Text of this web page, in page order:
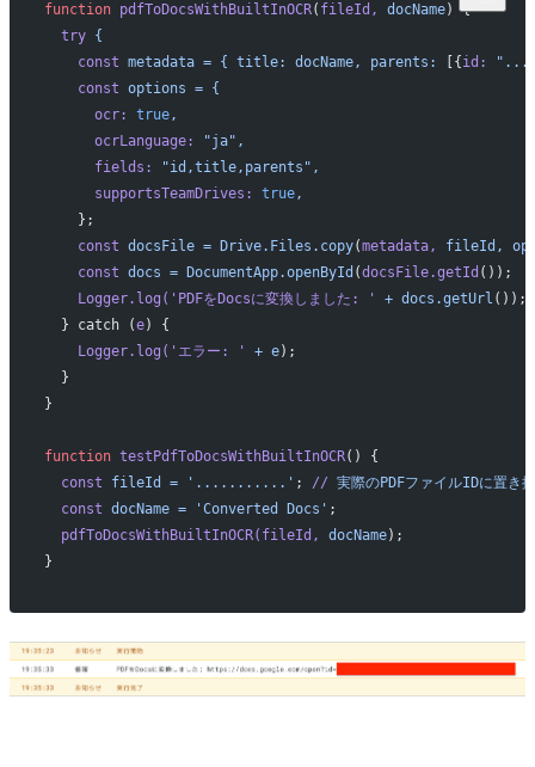
function pdfToDocsWithBuiltInOCR( fileId, docName) {
  try
{
    const
metadata = { title: docName, parents: [{ id:
    const
options = {
      ocr:
true,
      ocrLanguage:
"ja",
      fields:
"id,title,parents",
      supportsTeamDrives:
true,
    };
    const
docsFile = Drive.Files.copy(metadata, fileId,
    const
docs = DocumentApp.openById (docsFile.getId ());
    Logger.log(
'PDFをDocsに変換しました: ' + docs.getUrl ());
  } catch (
e) {
    Logger.log(
'エラー: ' + e);
  }
}
function testPdfToDocsWithBuiltInOCR() {
  const
fileId = '...........' ; // 実際のPDFファイルIDに置き
  const
docName = 'Converted Docs' ;
  pdfToDocsWithBuiltInOCR(fileId,
docName);
}